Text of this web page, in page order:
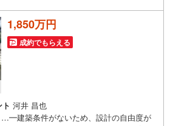
1,850万円
成約でもらえる
河井 昌也
築条件がないため、設計の自由度が